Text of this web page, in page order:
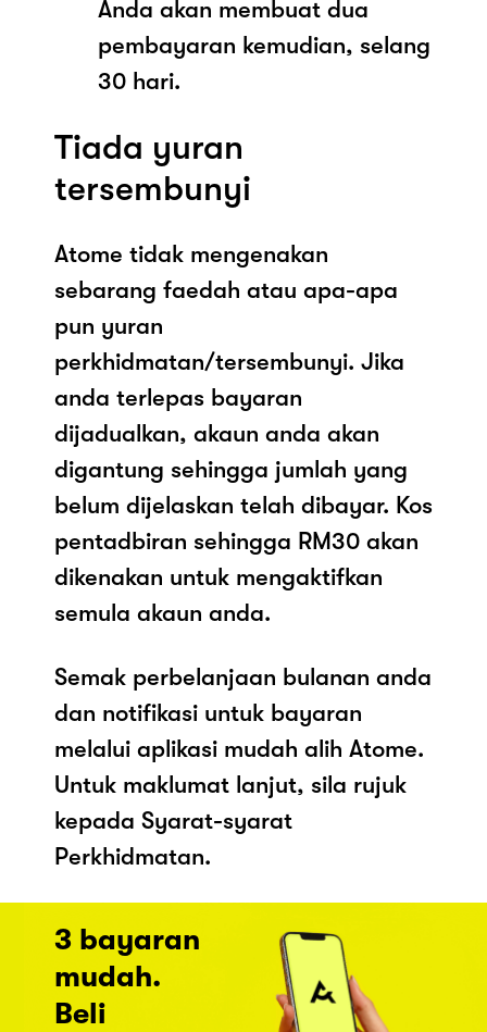
Anda akan membuat dua
pembayaran kemudian, selang
30 hari.
Tiada yuran
tersembunyi
Atome tidak mengenakan
sebarang faedah atau apa-apa
pun yuran
perkhidmatan/tersembunyi. Jika
anda terlepas bayaran
dijadualkan, akaun anda akan
digantung sehingga jumlah yang
belum dijelaskan telah dibayar. Kos
pentadbiran sehingga RM30 akan
dikenakan untuk mengaktifkan
semula akaun anda.
Semak perbelanjaan bulanan anda
dan notifikasi untuk bayaran
melalui aplikasi mudah alih Atome.
Untuk maklumat lanjut, sila rujuk
kepada Syarat-syarat
Perkhidmatan.
3 bayaran
mudah.
Beli